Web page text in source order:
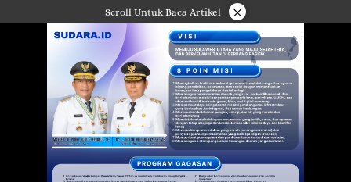
ke
Scroll Untuk Baca Artikel ×